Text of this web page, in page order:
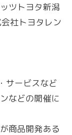
ツトヨタ新潟
社トヨタレン
サービスなど
などの開催に
商品開発ある